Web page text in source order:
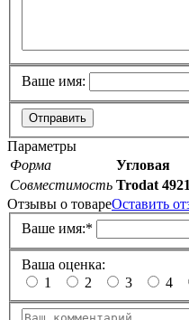
Ваше имя:
Отправить
Параметры
Форма
Угловая
Совместимость Trodat 4921
Отзывы о товареОставить
Ваше имя:*
Ваша оценка:
1
2 3 4